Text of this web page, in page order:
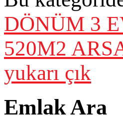
DÖNÜM 3
520M2
yukarı çık
Emlak Ara